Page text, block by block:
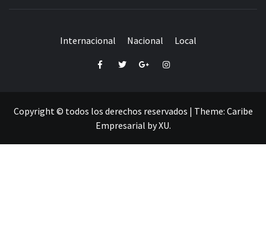
Internacional Nacional Local
FacebookTwitterGoogle+Instagram
Copyright © todos los derechos reservados | Theme: Caribe
Empresarial byXU.